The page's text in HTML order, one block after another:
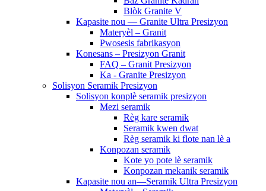
Blòk Granite V
Kapasite nou — Granite Ultra Presizyon
Materyèl – Granit
Pwosesis fabrikasyon
Konesans – Presizyon Granit
FAQ – Granit Presizyon
Ka - Granite Presizyon
Solisyon Seramik Presizyon
Solisyon konplè seramik presizyon
Mezi seramik
Règ kare seramik
Seramik kwen dwat
Règ seramik ki flote nan lè a
Konpozan seramik
Kote yo pote lè seramik
Konpozan mekanik seramik
Kapasite nou an—Seramik Ultra Presizyon